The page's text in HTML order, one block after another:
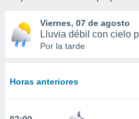
y
forma
basada
Viernes, 07 de agosto
Lluvia débil con cielo
Por la tarde
Horas anteriores